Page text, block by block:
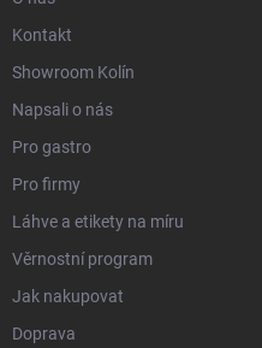
Kontakt
Showroom Kolín
Napsali o nás
Pro gastro
Pro firmy
Láhve a etikety na míru
Věrnostní program
Jak nakupovat
Doprava